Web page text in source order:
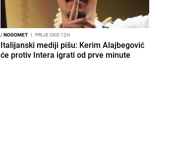
/NOGOMET I PRIJE OKO 12H
Italijanski mediji pišu: Kerim Alajbegović
će protiv Intera igrati od prve minute